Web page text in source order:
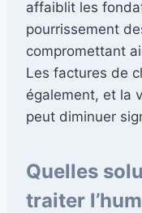
affaiblit les
pourrissement
compromettant
Les factures de
également, et la
peut diminuer
Quelles
traiter